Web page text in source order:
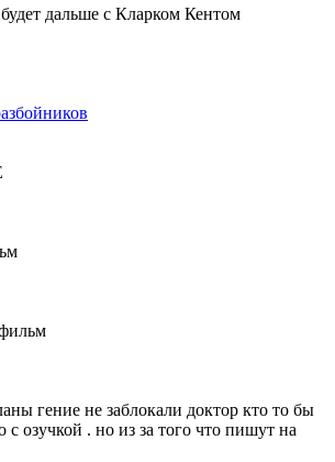
дальше с Кларком Кентом
гение не заблокали доктор кто то бы
с озучкой . но из за того что пишут на